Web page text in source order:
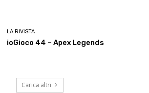
LA RIVISTA
ioGioco 44 – Apex Legends
Carica altri